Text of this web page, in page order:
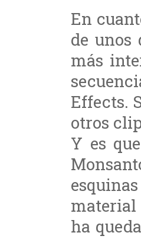
En
de unos
más
Effects.
otros
Y es
material
ha